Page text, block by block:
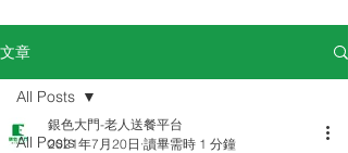
文章
All Posts
All Posts
銀色大門-老人送餐平台
2021年7月20日 讀畢需時 1 分鐘